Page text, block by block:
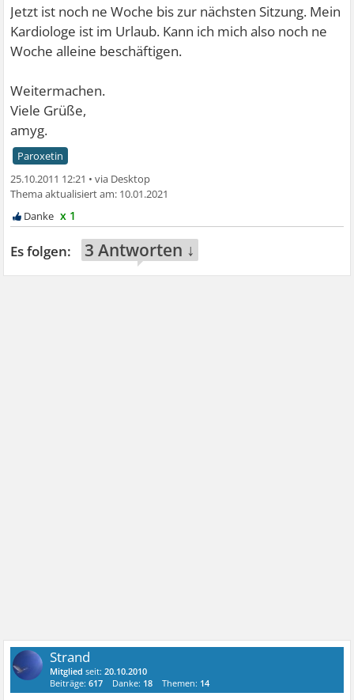
Jetzt ist noch ne Woche bis zur nächsten Sitzung. Mein
Kardiologe ist im Urlaub. Kann ich mich also noch ne
Woche alleine beschäftigen.
Weitermachen.
Viele Grüße,
amyg.
Paroxetin
25.10.2011 12:21 •
10.01.2021
x 1
3 Antworten ↓
Strand
Mitglied seit:20.10.2010
Beiträge:617 Danke: 18 Themen: 14